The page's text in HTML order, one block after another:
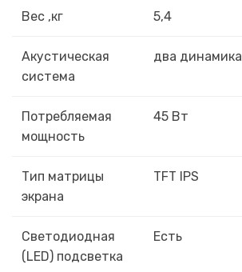
Вес ,кг 5,4
Акустическая
система
два динамика
Потребляемая
мощность
45 Вт
Тип матрицы
экрана
TFT IPS
Светодиодная
(LED) подсветка
Есть